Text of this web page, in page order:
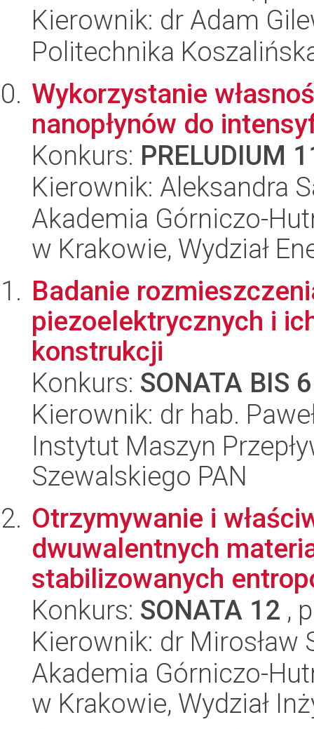
Kierownik: dr Adam
Politechnika
Wykorzystanie
nanopłynów do
Konkurs: PRELUDIUM
Kierownik: Aleksandra
Akademia Górniczo-
w Krakowie, Wydział
Badanie
piezoelektrycznych i
konstrukcji
Konkurs: SONATA BIS 6
Kierownik: dr hab.
Instytut Maszyn
Szewalskiego PAN
Otrzymywanie i
dwuwalentnych
stabilizowanych
Konkurs: SONATA 12 ,
Kierownik: dr Mirosław
Akademia Górniczo-
w Krakowie, Wydział